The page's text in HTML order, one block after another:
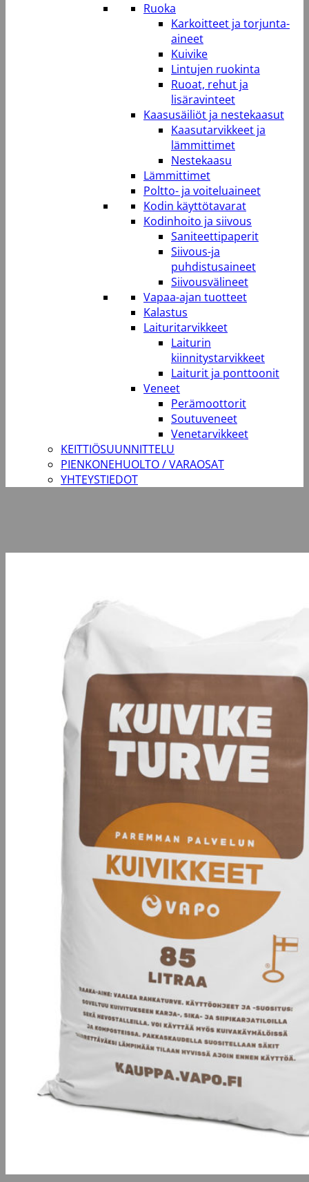
Ruoka
Karkoitteet ja torjunta-
aineet
Kuivike
Lintujen ruokinta
Ruoat, rehut ja
lisäravinteet
Kaasusäiliöt ja nestekaasut
Kaasutarvikkeet ja
lämmittimet
Nestekaasu
Lämmittimet
Poltto- ja voiteluaineet
Kodin käyttötavarat
Kodinhoito ja siivous
Saniteettipaperit
Siivous-ja
puhdistusaineet
Siivousvälineet
Vapaa-ajan tuotteet
Kalastus
Laituritarvikkeet
Laiturin
kiinnitystarvikkeet
Laiturit ja ponttoonit
Veneet
Perämoottorit
Soutuveneet
Venetarvikkeet
KEITTIÖSUUNNITTELU
PIENKONEHUOLTO / VARAOSAT
YHTEYSTIEDOT